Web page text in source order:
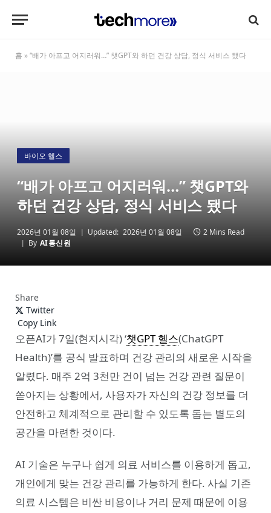
홈 »“배가 아프고 어지러워…” 챗GPT와 하던 건강 상담, 정식 서비스 됐다
바이오 헬스
“배가 아프고 어지러워…” 챗GPT와
하던 건강 상담, 정식 서비스 됐다
2026년 01월 08일 Updated: 2026년 01월 08일
2 Mins Read
By AI통신원
Share
Twitter
Copy Link
오픈AI가 7일(현지시각) ‘챗GPT 헬스(ChatGPT
Health)’를 공식 발표하며 건강 관리의 새로운 시작을
알렸다. 매주 2억 3천만 건이 넘는 건강 관련 질문이
쏟아지는 상황에서, 사용자가 자신의 건강 정보를 더
안전하고 체계적으로 관리할 수 있도록 돕는 별도의
공간을 마련한 것이다.
AI 기술은 누구나 쉽게 의료 서비스를 이용하게 돕고,
개인에게 맞는 건강 관리를 가능하게 한다. 사실 기존
의료 시스템은 비싼 비용이나 거리 문제 때문에 이용